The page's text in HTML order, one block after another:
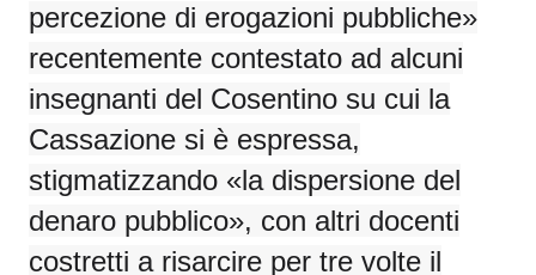
percezione di erogazioni pubbliche»
recentemente contestato ad alcuni
insegnanti del Cosentino su cui la
Cassazione si è espressa,
stigmatizzando «la dispersione del
denaro pubblico», con altri docenti
costretti a risarcire per tre volte il